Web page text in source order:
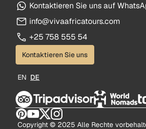
Kontaktieren Sie uns auf
info@vivaafricatours.com
+25 758 555 54
Kontaktieren Sie uns
EN DE
Copyright © 2025 Alle Rechte